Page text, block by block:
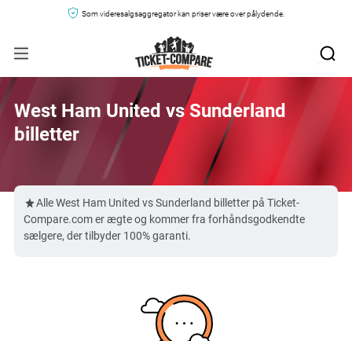
Som videresalgsaggregator kan priser være over pålydende.
West Ham United vs Sunderland
billetter
Alle West Ham United vs Sunderland billetter på Ticket-
Compare.com er ægte og kommer fra forhåndsgodkendte
sælgere, der tilbyder 100% garanti.